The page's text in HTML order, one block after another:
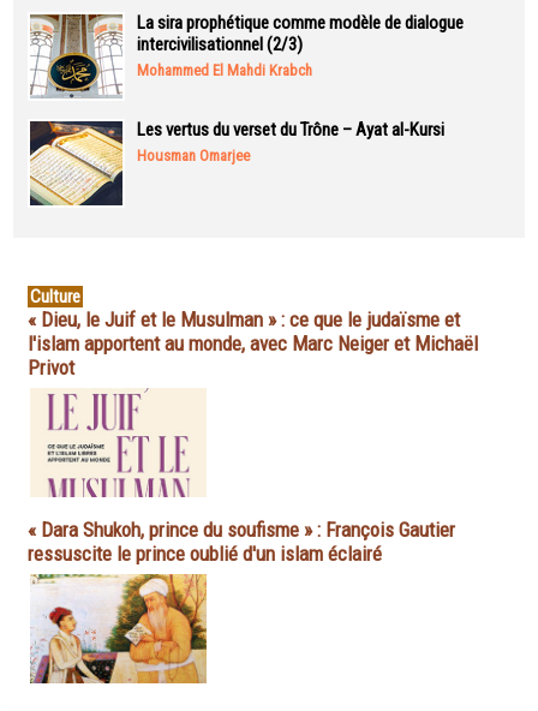
La sira prophétique comme modèle de dialogue
intercivilisationnel (2/3)
Mohammed El Mahdi Krabch
Les vertus du verset du Trône – Ayat al-Kursi
Housman Omarjee
Culture
« Dieu, le Juif et le Musulman » : ce que le judaïsme et
l'islam apportent au monde, avec Marc Neiger et Michaël
Privot
« Dara Shukoh, prince du soufisme » : François Gautier
ressuscite le prince oublié d'un islam éclairé